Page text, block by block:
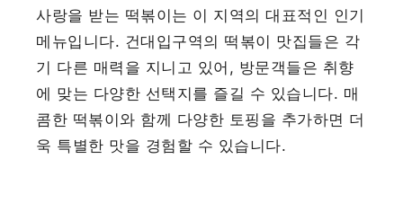
사랑을 받는 떡볶이는 이 지역의 대표적인 인기
메뉴입니다. 건대입구역의 떡볶이 맛집들은 각
기 다른 매력을 지니고 있어, 방문객들은 취향
에 맞는 다양한 선택지를 즐길 수 있습니다. 매
콤한 떡볶이와 함께 다양한 토핑을 추가하면 더
욱 특별한 맛을 경험할 수 있습니다.